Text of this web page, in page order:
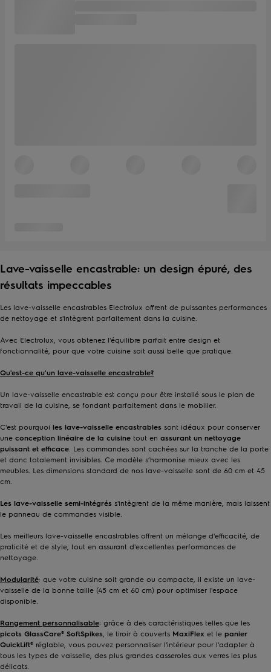
Lave-vaisselle encastrable: un design épuré, des
résultats impeccables
Les lave-vaisselle encastrables Electrolux offrent de puissantes performances
de nettoyage et s'intègrent parfaitement dans la cuisine.
Avec Electrolux, vous obtenez l'équilibre parfait entre design et
fonctionnalité, pour que votre cuisine soit aussi belle que pratique.
Qu'est-ce qu'un lave-vaisselle encastrable?
Un lave-vaisselle encastrable est conçu pour être installé sous le plan de
travail de la cuisine, se fondant parfaitement dans le mobilier.
C'est pourquoi les lave-vaisselle encastrables sont idéaux pour conserver
une conception linéaire de la cuisine tout en assurant un nettoyage
puissant et efficace . Les commandes sont cachées sur la tranche de la porte
et donc totalement invisibles. Ce modèle s’harmonise mieux avec les
meubles. Les dimensions standard de nos lave-vaisselle sont de 60 cm et 45
cm.
Les lave-vaisselle semi-intégrés s'intègrent de la même manière, mais laissent
le panneau de commandes visible.
Les meilleurs lave-vaisselle encastrables offrent un mélange d'efficacité, de
praticité et de style, tout en assurant d'excellentes performances de
nettoyage.
Modularité: que votre cuisine soit grande ou compacte, il existe un lave-
vaisselle de la bonne taille (45 cm et 60 cm) pour optimiser l'espace
disponible.
Rangement personnalisable: grâce à des caractéristiques telles que les
picots GlassCare® SoftSpikes , le tiroir à couverts MaxiFlex et le panier
QuickLift® réglable, vous pouvez personnaliser l'intérieur pour l'adapter à
tous les types de vaisselle, des plus grandes casseroles aux verres les plus
délicats.